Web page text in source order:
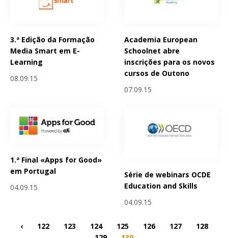
3.ª Edição da Formação
Media Smart em E-
Learning
08.09.15
Academia European
Schoolnet abre
inscrições para os novos
cursos de Outono
07.09.15
1.ª Final «Apps for Good»
em Portugal
04.09.15
Série de webinars OCDE
Education and Skills
04.09.15
‹ 122 123 124 125 126 127
128